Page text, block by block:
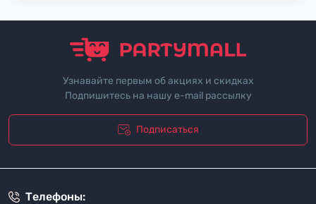
Узнавайте первым об акциях и скидках
Подпишитесь на нашу e-mail рассылку
Подписаться
Телефоны: